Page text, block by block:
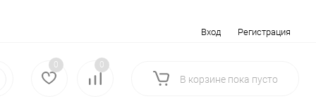
Вход Регистрация
0 0
В корзине пока пусто